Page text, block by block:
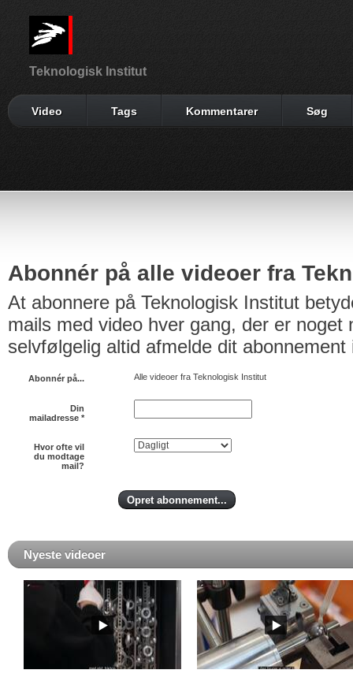
Teknologisk Institut
Video Tags Kommentarer Søg
Abonnér på alle videoer fra
At abonnere på Teknologisk Institut
mails med video hver gang, der er noget
selvfølgelig altid afmelde dit abonnement
Abonnér på... Alle videoer fra Teknologisk Institut
Din
mailadresse *
Hvor ofte vil
du modtage
mail?
Nyeste videoer